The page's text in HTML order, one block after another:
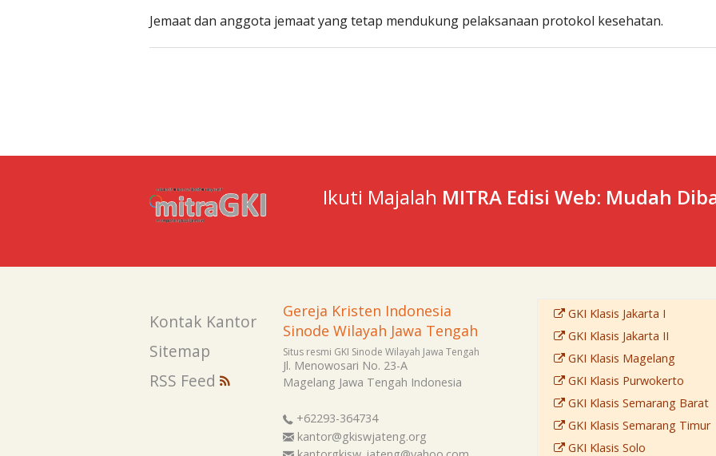
Jemaat dan anggota jemaat yang tetap mendukung pelaksanaan protokol kesehatan.
Ikuti Majalah MITRA Edisi Web: Mudah
Kontak Kantor
Sitemap
RSS Feed
Gereja Kristen Indonesia
Sinode Wilayah Jawa Tengah
Situs resmi GKI Sinode Wilayah Jawa Tengah
Jl. Menowosari No. 23-A
Magelang Jawa Tengah Indonesia
+62293-364734
kantor@gkiswjateng.org
GKI Klasis Jakarta I
GKI Klasis Jakarta II
GKI Klasis Magelang
GKI Klasis Purwokerto
GKI Klasis Semarang Barat
GKI Klasis Semarang Timur
GKI Klasis Solo